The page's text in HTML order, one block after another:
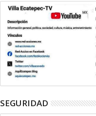
SEGURIDAD